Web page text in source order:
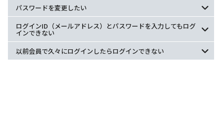
パスワードを変更したい
ログインID（メールアドレス）とパスワードを入力してもログ
インできない
以前会員で久々にログインしたらログインできない